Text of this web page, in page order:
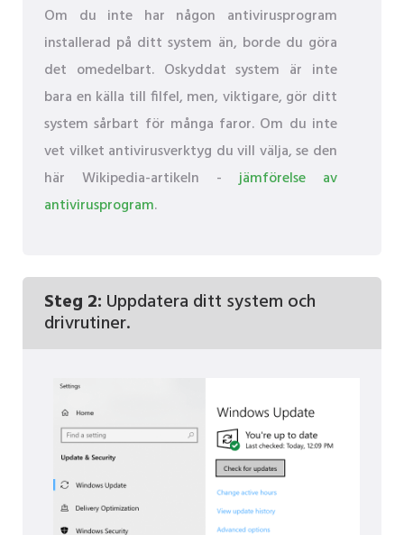
Om du inte har någon antivirusprogram
installerad på ditt system än, borde du göra
det omedelbart. Oskyddat system är inte
bara en källa till filfel, men, viktigare, gör ditt
system sårbart för många faror. Om du inte
vet vilket antivirusverktyg du vill välja, se den
här Wikipedia-artikeln -jämförelse av
antivirusprogram.
Steg 2: Uppdatera ditt system och
drivrutiner.